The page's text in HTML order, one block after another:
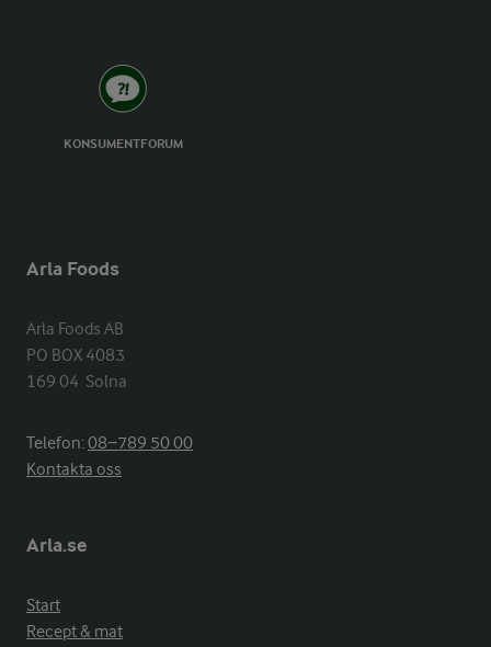
KONSUMENTFORUM
Arla Foods
Arla Foods AB
PO BOX 4083
169 04  Solna
Telefon:08−789 50 00
Kontakta oss
Arla.se
Start
Recept & mat